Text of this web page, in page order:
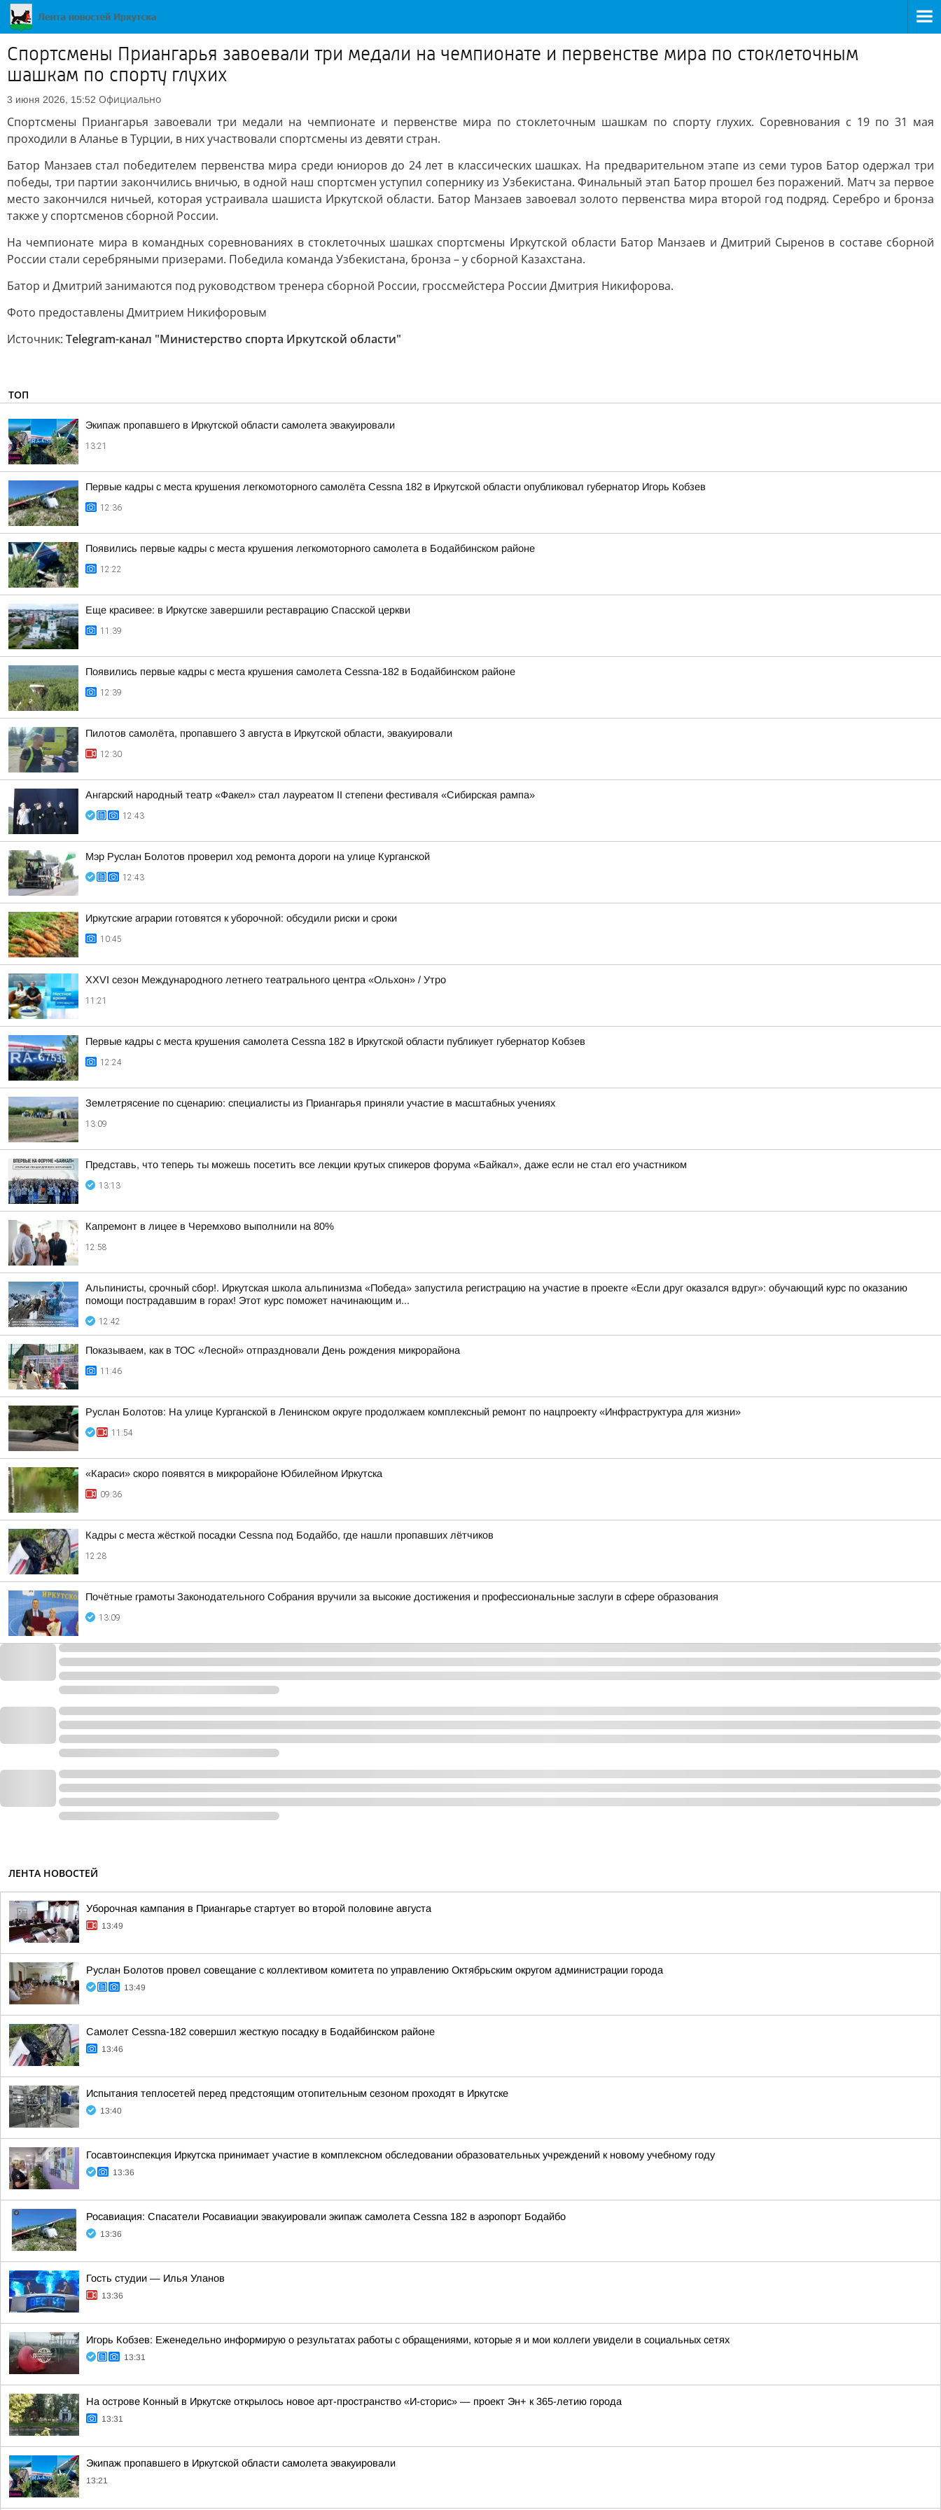
Спортсмены Приангарья завоевали три медали на чемпионате и первенстве мира по стоклеточным
шашкам по спорту глухих
3 июня 2026, 15:52 Официально
Спортсмены Приангарья завоевали три медали на чемпионате и первенстве мира по стоклеточным шашкам по спорту глухих. Соревнования с 19 по 31 мая
проходили в Аланье в Турции, в них участвовали спортсмены из девяти стран.
Батор Манзаев стал победителем первенства мира среди юниоров до 24 лет в классических шашках. На предварительном этапе из семи туров Батор одержал три
победы, три партии закончились вничью, в одной наш спортсмен уступил сопернику из Узбекистана. Финальный этап Батор прошел без поражений. Матч за первое
место закончился ничьей, которая устраивала шашиста Иркутской области. Батор Манзаев завоевал золото первенства мира второй год подряд. Серебро и бронза
также у спортсменов сборной России.
На чемпионате мира в командных соревнованиях в стоклеточных шашках спортсмены Иркутской области Батор Манзаев и Дмитрий Сыренов в составе сборной
России стали серебряными призерами. Победила команда Узбекистана, бронза – у сборной Казахстана.
Батор и Дмитрий занимаются под руководством тренера сборной России, гроссмейстера России Дмитрия Никифорова.
Фото предоставлены Дмитрием Никифоровым
Источник: Telegram-канал "Министерство спорта Иркутской области"
ТОП
Экипаж пропавшего в Иркутской области самолета эвакуировали
13:21
Первые кадры с места крушения легкомоторного самолёта Cessna 182 в Иркутской области опубликовал губернатор Игорь Кобзев
12:36
Появились первые кадры с места крушения легкомоторного самолета в Бодайбинском районе
12:22
Еще красивее: в Иркутске завершили реставрацию Спасской церкви
11:39
Появились первые кадры с места крушения самолета Cessna-182 в Бодайбинском районе
12:39
Пилотов самолёта, пропавшего 3 августа в Иркутской области, эвакуировали
12:30
Ангарский народный театр «Факел» стал лауреатом II степени фестиваля «Сибирская рампа»
12:43
Мэр Руслан Болотов проверил ход ремонта дороги на улице Курганской
12:43
Иркутские аграрии готовятся к уборочной: обсудили риски и сроки
10:45
XXVI сезон Международного летнего театрального центра «Ольхон» / Утро
11:21
Первые кадры с места крушения самолета Cessna 182 в Иркутской области публикует губернатор Кобзев
12:24
Землетрясение по сценарию: специалисты из Приангарья приняли участие в масштабных учениях
13:09
Представь, что теперь ты можешь посетить все лекции крутых спикеров форума «Байкал», даже если не стал его участником
13:13
Капремонт в лицее в Черемхово выполнили на 80%
12:58
Альпинисты, срочный сбор!. Иркутская школа альпинизма «Победа» запустила регистрацию на участие в проекте «Если друг оказался вдруг»: обучающий курс по оказанию
помощи пострадавшим в горах! Этот курс поможет начинающим и...
12:42
Показываем, как в ТОС «Лесной» отпраздновали День рождения микрорайона
11:46
Руслан Болотов: На улице Курганской в Ленинском округе продолжаем комплексный ремонт по нацпроекту «Инфраструктура для жизни»
11:54
«Караси» скоро появятся в микрорайоне Юбилейном Иркутска
09:36
Кадры с места жёсткой посадки Cessna под Бодайбо, где нашли пропавших лётчиков
12:28
Почётные грамоты Законодательного Собрания вручили за высокие достижения и профессиональные заслуги в сфере образования
13:09
ЛЕНТА НОВОСТЕЙ
Уборочная кампания в Приангарье стартует во второй половине августа
13:49
Руслан Болотов провел совещание с коллективом комитета по управлению Октябрьским округом администрации города
13:49
Самолет Cessna-182 совершил жесткую посадку в Бодайбинском районе
13:46
Испытания теплосетей перед предстоящим отопительным сезоном проходят в Иркутске
13:40
Госавтоинспекция Иркутска принимает участие в комплексном обследовании образовательных учреждений к новому учебному году
13:36
Росавиация: Спасатели Росавиации эвакуировали экипаж самолета Cessna 182 в аэропорт Бодайбо
13:36
Гость студии — Илья Уланов
13:36
Игорь Кобзев: Еженедельно информирую о результатах работы с обращениями, которые я и мои коллеги увидели в социальных сетях
13:31
На острове Конный в Иркутске открылось новое арт-пространство «И-сторис» — проект Эн+ к 365-летию города
13:31
Экипаж пропавшего в Иркутской области самолета эвакуировали
13:21